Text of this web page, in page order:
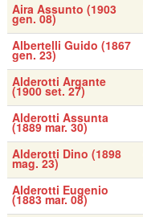
Aira Assunto (1903
gen. 08)
Albertelli Guido (1867
gen. 23)
Alderotti Argante
(1900 set. 27)
Alderotti Assunta
(1889 mar. 30)
Alderotti Dino (1898
mag. 23)
Alderotti Eugenio
(1883 mar. 08)